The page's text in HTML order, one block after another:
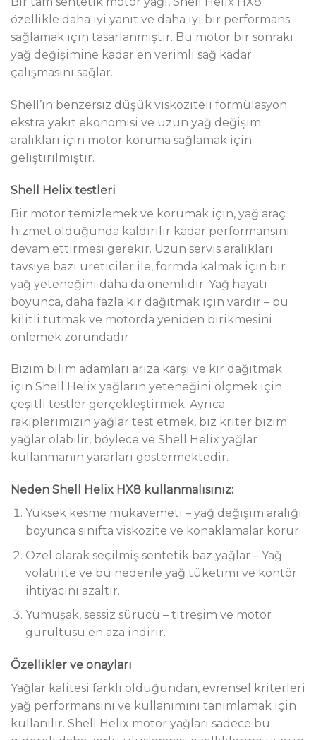
özellikle daha iyi yanıt ve daha iyi bir performans
sağlamak için tasarlanmıştır. Bu motor bir sonraki
yağ değişimine kadar en verimli sağ kadar
çalışmasını sağlar.
Shell’in benzersiz düşük viskoziteli formülasyon
ekstra yakıt ekonomisi ve uzun yağ değişim
aralıkları için motor koruma sağlamak için
geliştirilmiştir.
Shell Helix testleri
Bir motor temizlemek ve korumak için, yağ araç
hizmet olduğunda kaldırılır kadar performansını
devam ettirmesi gerekir. Uzun servis aralıkları
tavsiye bazı üreticiler ile, formda kalmak için bir
yağ yeteneğini daha da önemlidir. Yağ hayatı
boyunca, daha fazla kir dağıtmak için vardır – bu
kilitli tutmak ve motorda yeniden birikmesini
önlemek zorundadır.
Bizim bilim adamları arıza karşı ve kir dağıtmak
için Shell Helix yağların yeteneğini ölçmek için
çeşitli testler gerçekleştirmek. Ayrıca
rakiplerimizin yağlar test etmek, biz kriter bizim
yağlar olabilir, böylece ve Shell Helix yağlar
kullanmanın yararları göstermektedir.
Neden Shell Helix HX8 kullanmalısınız:
Yüksek kesme mukavemeti – yağ değişim aralığı
boyunca sınıfta viskozite ve konaklamalar korur.
Özel olarak seçilmiş sentetik baz yağlar – Yağ
volatilite ve bu nedenle yağ tüketimi ve kontör
ihtiyacını azaltır.
Yumuşak, sessiz sürücü – titreşim ve motor
gürültüsü en aza indirir.
Özellikler ve onayları
Yağlar kalitesi farklı olduğundan, evrensel kriterleri
yağ performansını ve kullanımını tanımlamak için
kullanılır. Shell Helix motor yağları sadece bu